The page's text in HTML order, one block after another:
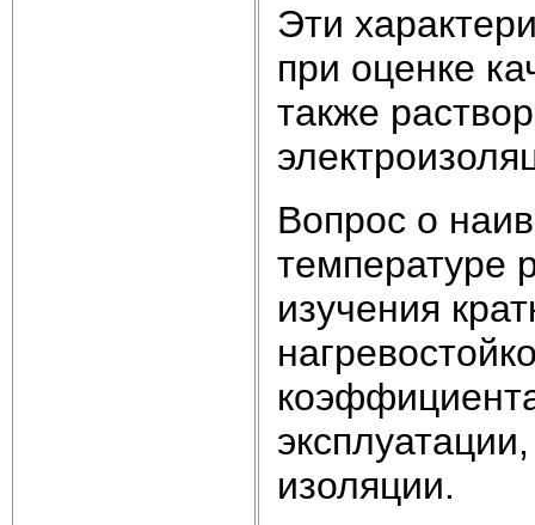
Эти
при оценке
также
Вопрос о
температуре
изучения
изоляции.